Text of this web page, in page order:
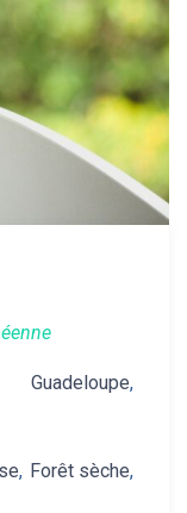
Guadeloupe,
, Forêt sèche,